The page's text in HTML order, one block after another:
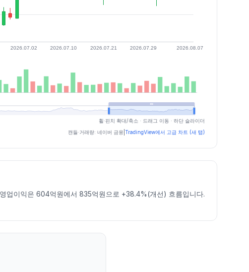
휠·핀치 확대/축소 · 드래그 이동 · 하단 슬라이더
캔들·거래량: 네이버 금융 TradingView에서 고급 차트 (새 탭)
업이익은 604억원에서 835억원으로 +38.4%(개선) 흐름입니다.